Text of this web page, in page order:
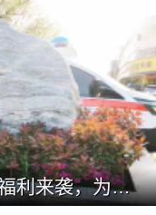
鹤壁爱民医院：妇女节专属福利来袭，为女性健康 “大放价”